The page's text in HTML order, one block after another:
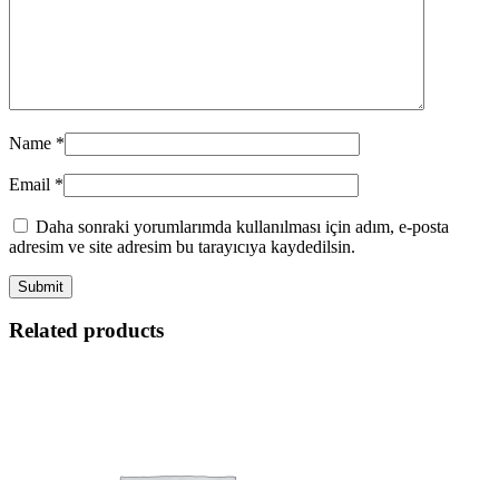
Name *
Email *
Daha sonraki yorumlarımda kullanılması için adım, e-posta
adresim ve site adresim bu tarayıcıya kaydedilsin.
Related products